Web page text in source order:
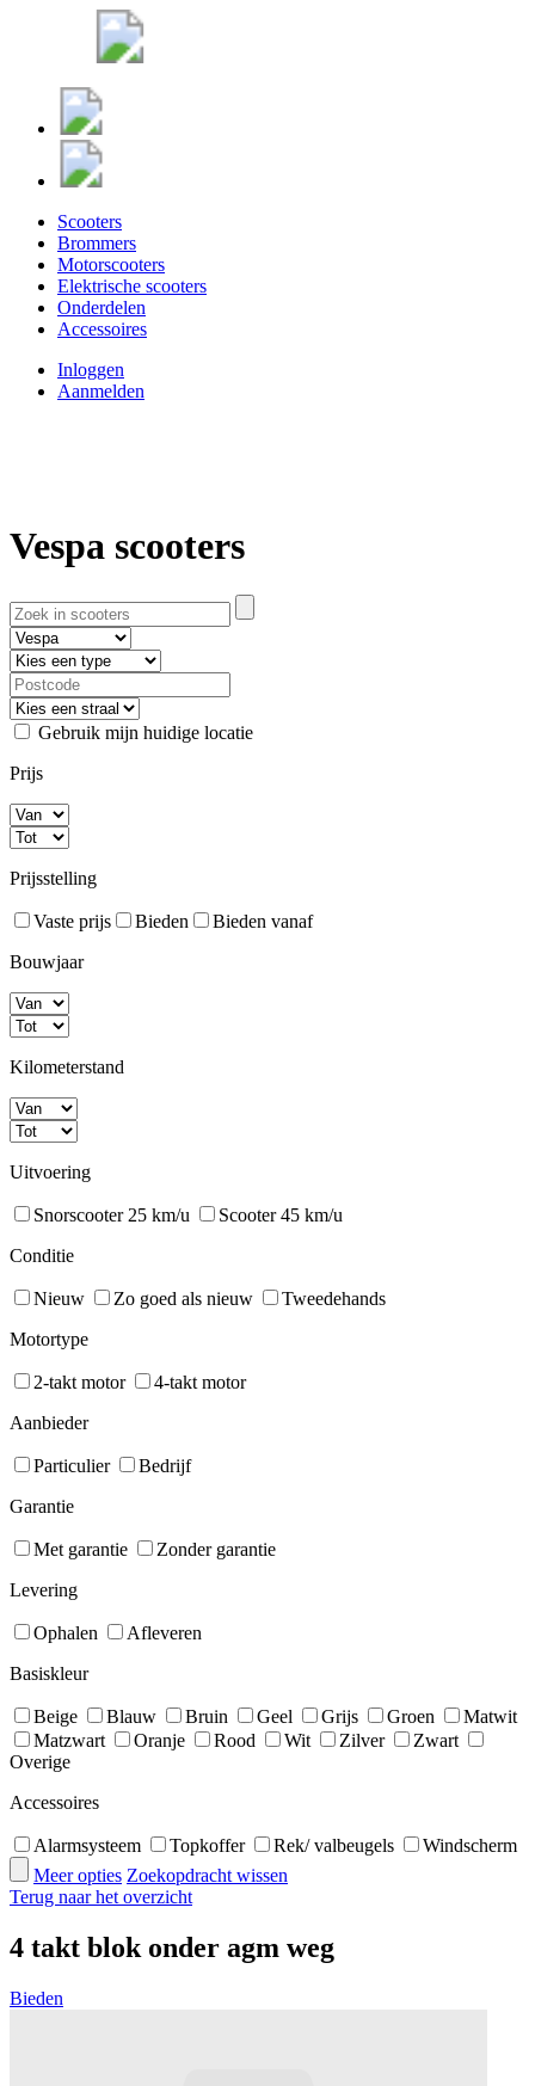
Scooters
Brommers
Motorscooters
Elektrische scooters
Onderdelen
Accessoires
Inloggen
Aanmelden
Vespa scooters
Gebruik mijn huidige locatie
Prijs
Prijsstelling
Vaste prijs Bieden
Bieden vanaf
Bouwjaar
Kilometerstand
Uitvoering
Snorscooter 25 km/u
Scooter 45 km/u
Conditie
Nieuw Zo goed als nieuw
Tweedehands
Motortype
2-takt motor
4-takt motor
Aanbieder
Particulier
Bedrijf
Garantie
Met garantie
Zonder garantie
Levering
Ophalen
Afleveren
Basiskleur
Beige Blauw Bruin Geel Grijs Groen
Matwit
Matzwart
Oranje Rood Wit Zilver
Zwart
Overige
Accessoires
Alarmsysteem Topkoffer Rek/ valbeugels
Windscherm
Meer opties Zoekopdracht wissen
Terug naar het overzicht
4 takt blok onder agm weg
Bieden